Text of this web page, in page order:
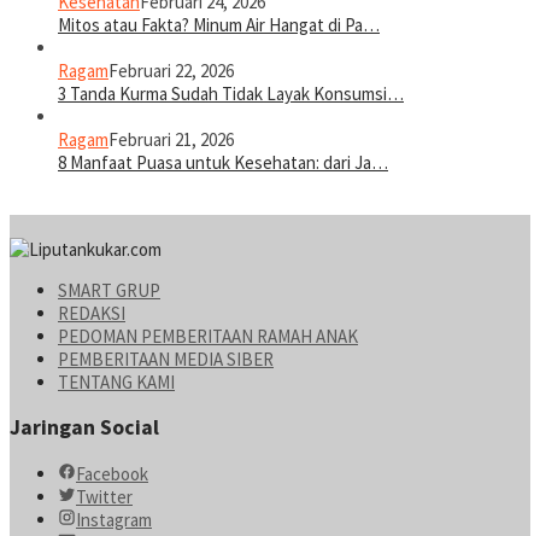
Mitos atau Fakta? Minum Air Hangat di Pa…
RagamFebruari 22, 2026
3 Tanda Kurma Sudah Tidak Layak Konsumsi…
RagamFebruari 21, 2026
8 Manfaat Puasa untuk Kesehatan: dari Ja…
SMART GRUP
REDAKSI
PEDOMAN PEMBERITAAN RAMAH ANAK
PEMBERITAAN MEDIA SIBER
TENTANG KAMI
Jaringan Social
Facebook
Twitter
Instagram